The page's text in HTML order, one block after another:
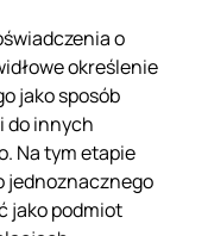
o
określenie
jako sposób
do innych
Na tym etapie
jednoznacznego
jako podmiot